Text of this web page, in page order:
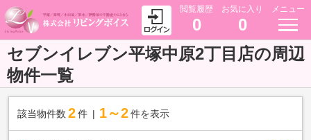
閲覧履歴
0
お気に入り
0
メニュー
セブンイレブン平塚中原2丁目店の周辺
物件一覧
該当物件数 2件 1～2 件を表示